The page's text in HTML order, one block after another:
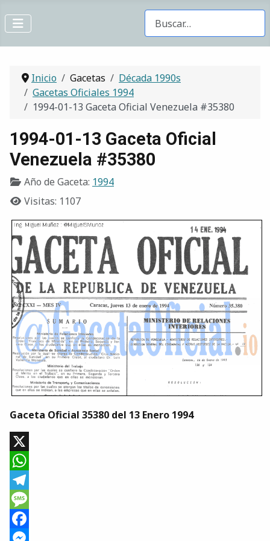
Buscar Gacetas
Inicio Gacetas
Década 1990s
Gacetas Oficiales 1994
1994-01-13 Gaceta Oficial Venezuela #35380
1994-01-13 Gaceta Oficial
Venezuela #35380
Año de Gaceta: 1994
Visitas: 1107
Gaceta Oficial 35380 del 13 Enero 1994
X
WhatsApp
Telegram
Message
Facebook